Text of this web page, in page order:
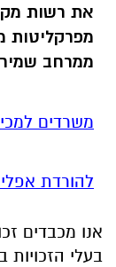
את רשות
מפרקליטות
ממרחב
משרדים
להורדת
אנו מכבדים
בעלי הזכויות